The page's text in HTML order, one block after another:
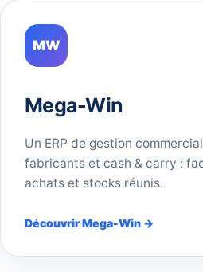
MW
Mega-Win
Un ERP de gestion
fabricants et cash & carry :
achats et stocks réunis.
Découvrir Mega-Win →